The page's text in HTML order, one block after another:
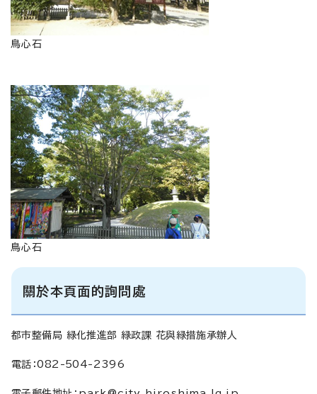
鳥心石
鳥心石
關於本頁面的詢問處
都市整備局 緑化推進部 緑政課 花與緑措施承辦人
電話：082-504-2396